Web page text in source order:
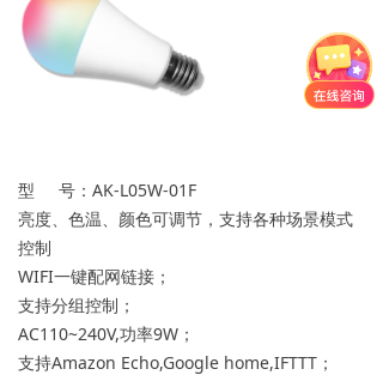
型 号：AK-L05W-01F
亮度、色温、颜色可调节，支持各种场景模式
控制
WIFI一键配网链接；
支持分组控制；
AC110~240V,功率9W；
支持Amazon Echo,Google home,IFTTT；